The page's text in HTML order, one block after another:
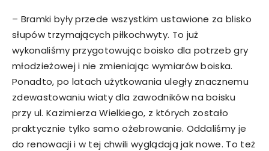
– Bramki były przede wszystkim ustawione za blisko
słupów trzymających piłkochwyty. To już
wykonaliśmy przygotowując boisko dla potrzeb gry
młodzieżowej i nie zmieniając wymiarów boiska.
Ponadto, po latach użytkowania uległy znacznemu
zdewastowaniu wiaty dla zawodników na boisku
przy ul. Kazimierza Wielkiego, z których zostało
praktycznie tylko samo ożebrowanie. Oddaliśmy je
do renowacji i w tej chwili wyglądają jak nowe. To też